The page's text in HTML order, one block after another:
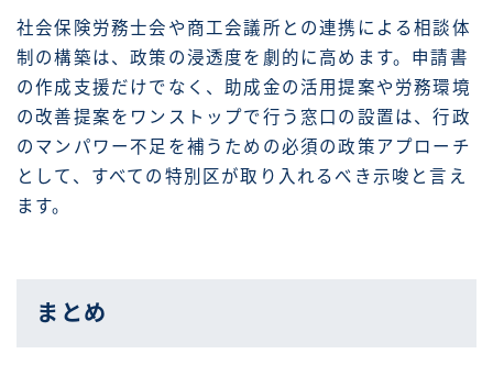
社会保険労務士会や商工会議所との連携による相談体
制の構築は、政策の浸透度を劇的に高めます。申請書
の作成支援だけでなく、助成金の活用提案や労務環境
の改善提案をワンストップで行う窓口の設置は、行政
のマンパワー不足を補うための必須の政策アプローチ
として、すべての特別区が取り入れるべき示唆と言え
ます。
まとめ